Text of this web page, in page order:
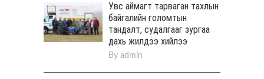
Увс аймагт тарваган тахлын
байгалийн голомтын
тандалт, судалгааг зургаа
дахь жилдээ хийлээ
By admin